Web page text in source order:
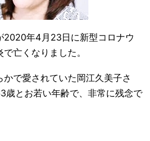
2020年4月23日に新型コロナウ
亡くなりました。
かで愛されていた岡江久美子さ
歳とお若い年齢で、非常に残念で